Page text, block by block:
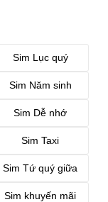
Sim Lục quý
Sim Năm sinh
Sim Dễ nhớ
Sim Taxi
Sim Tứ quý giữa
Sim khuyến mãi